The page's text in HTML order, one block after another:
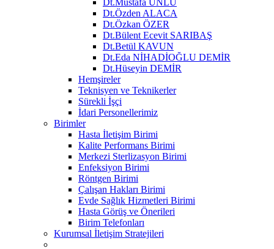
Dt.Özden ALACA
Dt.Özkan ÖZER
Dt.Bülent Ecevit SARIBAŞ
Dt.Betül KAVUN
Dt.Eda NİHADİOĞLU DEMİR
Dt.Hüseyin DEMİR
Hemşireler
Teknisyen ve Teknikerler
Sürekli İşçi
İdari Personellerimiz
Birimler
Hasta İletişim Birimi
Kalite Performans Birimi
Merkezi Sterlizasyon Birimi
Enfeksiyon Birimi
Röntgen Birimi
Çalışan Hakları Birimi
Evde Sağlık Hizmetleri Birimi
Hasta Görüş ve Önerileri
Birim Telefonları
Kurumsal İletişim Stratejileri